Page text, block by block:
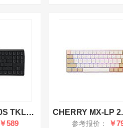
CHERRY MX3.0S TKL无光有线键盘 黑轴
￥589 参考报价： ￥